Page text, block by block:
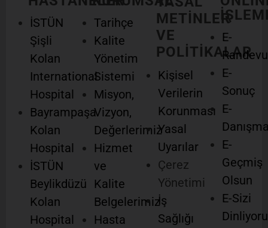
İSTÜN
Şişli
Kolan
International
Hospital
Bayrampaşa
Kolan
Hospital
İSTÜN
Beylikdüzü
Kolan
Hospital
Tarihçe
Kalite
Yönetim
Sistemi
Misyon,
Vizyon,
Değerlerimiz
Hizmet
ve
Kalite
Belgelerimiz
Hasta
METİNLER
VE
POLİTİKALAR
Kişisel
Verilerin
Korunması
Yasal
Uyarılar
Çerez
Yönetimi
İş
Sağlığı
E-
Randevu
E-
Sonuç
E-
E-
Geçmiş
Olsun
E-Sizi